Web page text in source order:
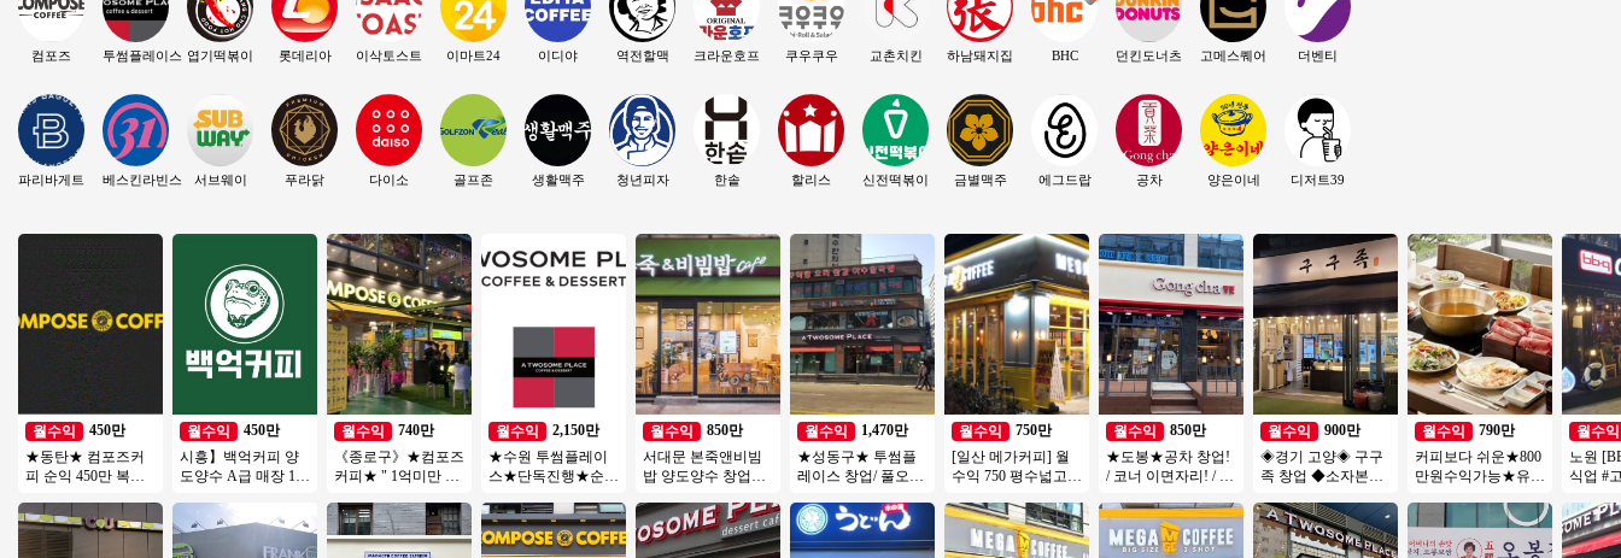
컴포즈
파리바게트
투썸플레이스
베스킨라빈스
엽기떡볶이
서브웨이
롯데리아
푸라닭
이삭토스트
다이소
이마트24
골프존
이디야
생활맥주
역전할맥
청년피자
크라운호프
한솥
쿠우쿠우
할리스
교촌치킨
신전떡볶이
하남돼지집
금별맥주
BHC
에그드랍
던킨도너츠
공차
고메스퀘어
양은이네
더벤티
디저트39
월수익
450만
★동탄★ 컴포즈커
피 순익 450만 복합
보창업/여성창업/소
자본창업
월수익
450만
시흥】백억커피 양
도양수 A급 매장 1억
월수익
740만
《종로구》★컴포즈
커피★ " 1억미만 소
업몰 특급
월수익
2,150만
★수원 투썸플레이
스★단독진행★순익
역세권#고수익창업#
풀오토
월수익
850만
서대문 본죽앤비빔
밥 양도양수 창업비
이즈 창업 절차 직장
인투잡
월수익
1,470만
★성동구★ 투썸플
레이스 창업/ 풀오토
매장
월수익
750만
[일산 메가커피] 월
수익 750 평수넓고
메가커피!
월수익
850만
★도봉★공차 창업!
/ 코너 이면자리! / 최
흐르는 위치!
월수익
900만
◈경기 고양◈ 구구
족 창업 ◆소자본매
업창업/은퇴창업
월수익
790만
커피보다 쉬운★800
만원수익가능★유명
도★오토운영★고수
월수익
노원
식업 #
업 #치